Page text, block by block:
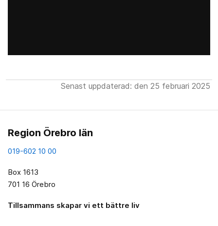
Senast uppdaterad: den 25 februari 2025
Region Örebro län
019-602 10 00
Box 1613
701 16 Örebro
Tillsammans skapar vi ett bättre liv